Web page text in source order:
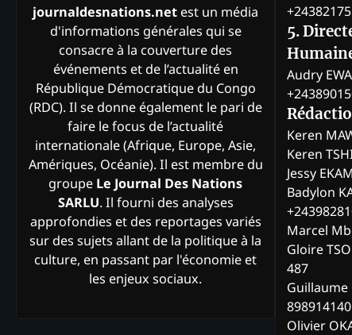
journaldesnations.net est un média
d'informations générales qui se
consacre à la couverture des
événements et de l’actualité en
République Démocratique du Congo
(RDC). Il se donne également le pari de
faire le focus de l’actualité
internationale (Afrique, Europe, Asie,
Amériques, Océanie). Il est membre du
groupe Le Journal Des Nations
SARLU. Il fourni des analyses
approfondies et des reportages variés
sur des sujets allant de la politique à la
culture, en passant par l'économie et
les enjeux sociaux.
5.
Audry
Keren
Keren
Jessy
Badylon
Marcel
Gloire
487
Guillaume
898914140
Olivier